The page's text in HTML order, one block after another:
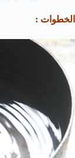
الخطوات :